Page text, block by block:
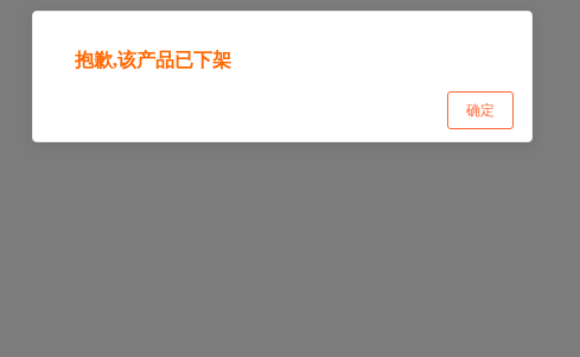
抱歉,该产品已下架
确定